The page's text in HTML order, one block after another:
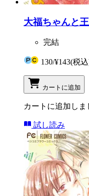
大福ちゃんと
完結
130/¥143(税
カートに追加
カートに追加しま
試し読み